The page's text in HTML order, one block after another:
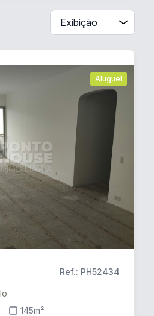
Aluguel
Ref.: PH52434
145m²